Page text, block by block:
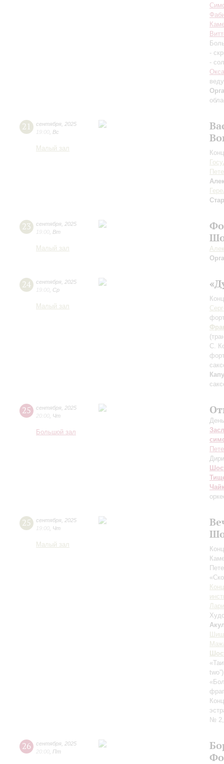
-
-
21 сентября 2025
19:00 Вс
Малый зал
23 сентября 2025
19:00 Вт
Малый зал
24 сентября 2025
19:00 Ср
Малый зал
С.
25 сентября 2025
20:00 Чт
Большой зал
25 сентября 2025
19:00 Чт
Малый зал
№ 2,
26 сентября 2025
20:00 Пт